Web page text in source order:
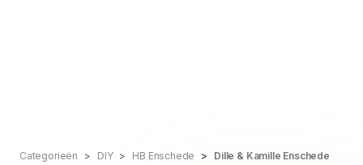
Categorieën DIY HB Enschede Dille & Kamille Enschede